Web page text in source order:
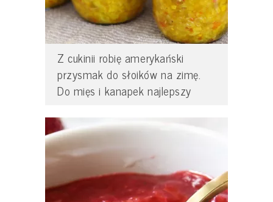
Z cukinii robię amerykański
przysmak do słoików na zimę.
Do mięs i kanapek najlepszy